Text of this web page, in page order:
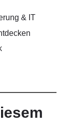
& IT